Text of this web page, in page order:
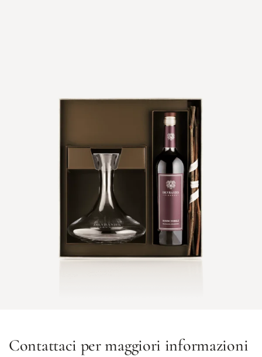
Contattaci per maggiori informazioni